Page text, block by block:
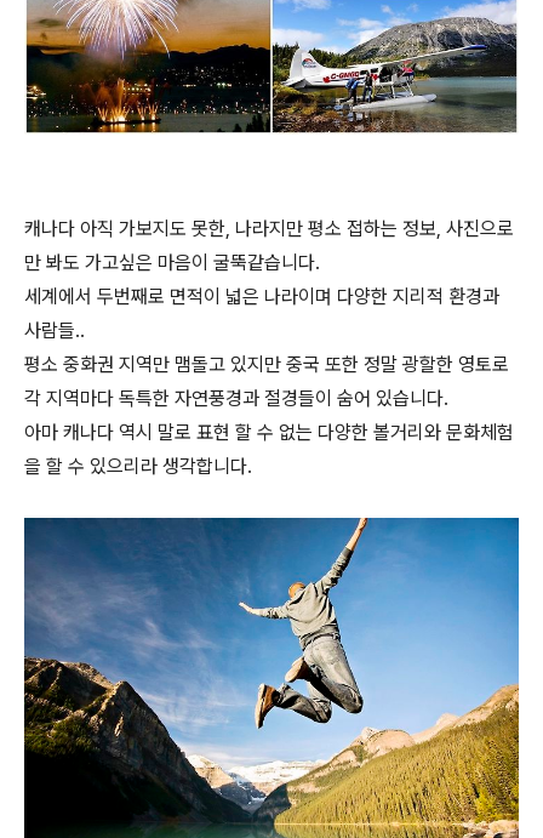
캐나다 아직 가보지도 못한, 나라지만 평소 접하는 정보, 사진으로
만 봐도 가고싶은 마음이 굴뚝같습니다.
세계에서 두번째로 면적이 넓은 나라이며 다양한 지리적 환경과
사람들..
평소 중화권 지역만 맴돌고 있지만 중국 또한 정말 광할한 영토로
각 지역마다 독특한 자연풍경과 절경들이 숨어 있습니다.
아마 캐나다 역시 말로 표현 할 수 없는 다양한 볼거리와 문화체험
을 할 수 있으리라 생각합니다.